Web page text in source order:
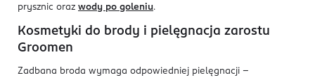
prysznic oraz wody po goleniu.
Kosmetyki do brody i pielęgnacja zarostu
Groomen
Zadbana broda wymaga odpowiedniej pielęgnacji -